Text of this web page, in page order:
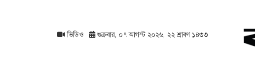
ভিডিও শুক্রবার, ০৭ আগস্ট ২০২৬, ২২ শ্রাবণ ১৪৩৩